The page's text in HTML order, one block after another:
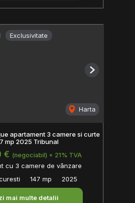
Exclusivitate
Harta
Next
apartament 3 camere si curte
mp 2025 Tribunal
€ (negociabil) + 21% TVA
cu 3 camere de vânzare
147 mp 2025
mai multe detalii